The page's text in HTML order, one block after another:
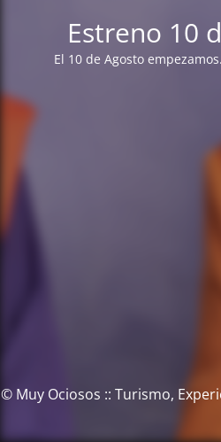
Estreno 10
El 10 de Agosto
© Muy Ociosos :: Turismo,